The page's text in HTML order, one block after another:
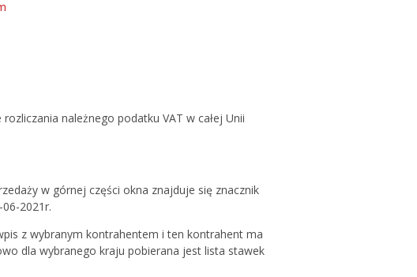
należnego podatku VAT w całej Unii
w górnej części okna znajduje się znacznik
2021r.
z wybranym kontrahentem i ten kontrahent ma
dla wybranego kraju pobierana jest lista stawek